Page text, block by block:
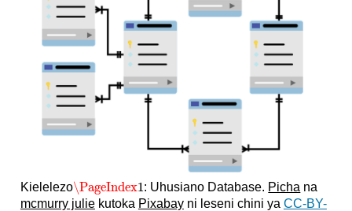
Kielelezo\PageIndex1
\PageIndex1: Uhusiano Database. Picha na
mcmurry juliekutoka Pixabayni leseni chini ya CC-BY-